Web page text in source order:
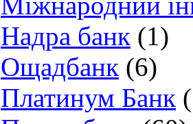
Надра банк (1)
Ощадбанк (6)
Платинум Банк